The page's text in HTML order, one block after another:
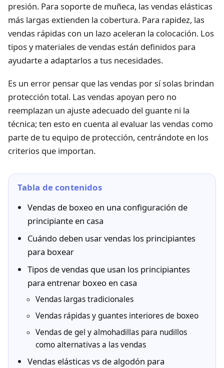
presión. Para soporte de muñeca, las vendas elásticas
más largas extienden la cobertura. Para rapidez, las
vendas rápidas con un lazo aceleran la colocación. Los
tipos y materiales de vendas están definidos para
ayudarte a adaptarlos a tus necesidades.
Es un error pensar que las vendas por sí solas brindan
protección total. Las vendas apoyan pero no
reemplazan un ajuste adecuado del guante ni la
técnica; ten esto en cuenta al evaluar las vendas como
parte de tu equipo de protección, centrándote en los
criterios que importan.
Tabla de contenidos
Vendas de boxeo en una configuración de
principiante en casa
Cuándo deben usar vendas los principiantes
para boxear
Tipos de vendas que usan los principiantes
para entrenar boxeo en casa
Vendas largas tradicionales
Vendas rápidas y guantes interiores de boxeo
Vendas de gel y almohadillas para nudillos
como alternativas a las vendas
Vendas elásticas vs de algodón para